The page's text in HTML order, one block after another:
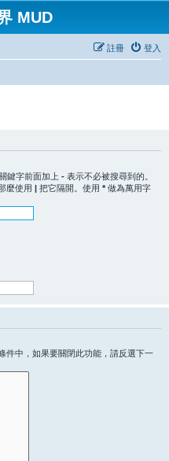
MUD
登入
註冊
鍵字前面加上 - 表示不必被搜尋到的。
麼使用 | 把它隔開。使用 * 做為萬用字
件中，如果要關閉此功能，請反選下一